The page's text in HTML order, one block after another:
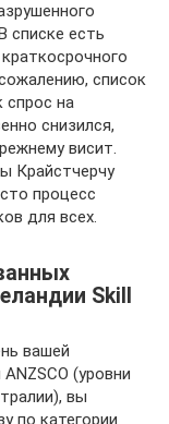
списке есть
список
спрос на
снизился,
висит.
Крайстчерчу
процесс
для всех.
Skill
вашей
(уровни
вы
по категории